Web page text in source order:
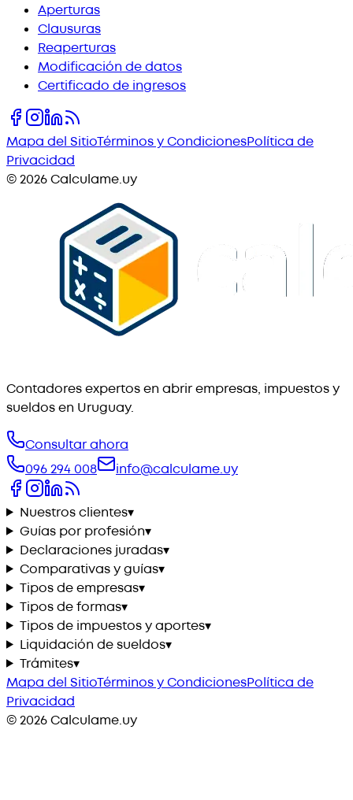
Aperturas
Clausuras
Reaperturas
Modificación de datos
Certificado de ingresos
Mapa del SitioTérminos y CondicionesPolítica de
Privacidad
©2026Calculame.uy
Contadores expertos en abrir empresas, impuestos y
sueldos en Uruguay.
Consultar ahora
096 294 008
info@calculame.uy
Nuestros clientes▾
Guías por profesión▾
Declaraciones juradas▾
Comparativas y guías▾
Tipos de empresas▾
Tipos de formas▾
Tipos de impuestos y aportes▾
Liquidación de sueldos▾
Trámites▾
Mapa del SitioTérminos y CondicionesPolítica de
Privacidad
©2026Calculame.uy